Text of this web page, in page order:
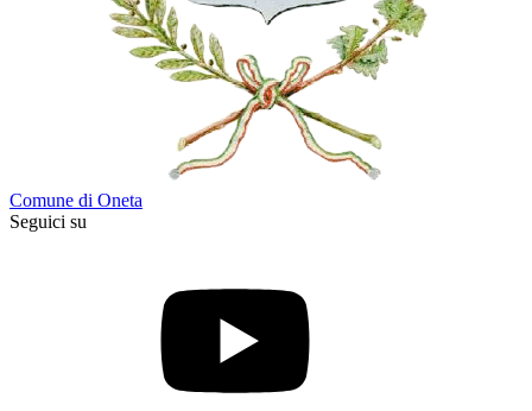
Comune di Oneta
Seguici su